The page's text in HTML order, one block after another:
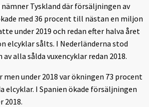
nämner Tyskland där försäljningen av
med 36 procent till nästan en miljon
under 2019 och redan efter halva året
elcyklar sålts. I Nederländerna stod
alla sålda vuxencyklar redan 2018.
men under 2018 var ökningen 73 procent
elcyklar. I Spanien ökade försäljningen
2018.